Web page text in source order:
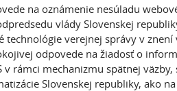
na oznámenie nesúladu
vlády Slovenskej
technológie verejnej správy v
odpovede na žiadosť o
v rámci mechanizmu spätnej
Slovenskej republiky, ako